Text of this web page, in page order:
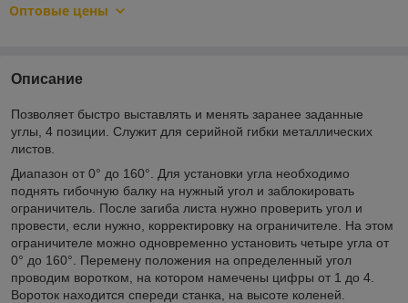
Оптовые цены
Описание
Позволяет быстро выставлять и менять заранее заданные
углы, 4 позиции. Служит для серийной гибки металлических
листов.
Диапазон от 0° до 160°. Для установки угла необходимо
поднять гибочную балку на нужный угол и заблокировать
ограничитель. После загиба листа нужно проверить угол и
провести, если нужно, корректировку на ограничителе. На этом
ограничителе можно одновременно установить четыре угла от
0° до 160°. Перемену положения на определенный угол
проводим воротком, на котором намечены цифры от 1 до 4.
Вороток находится спереди станка, на высоте коленей.